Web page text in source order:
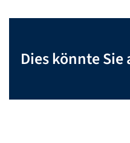
Dies könnte